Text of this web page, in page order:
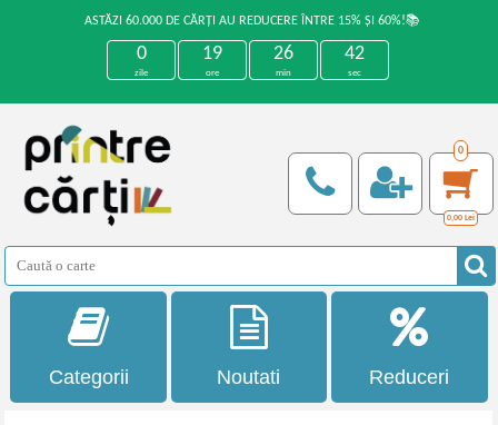
ASTĂZI 60.000 DE CĂRȚI AU REDUCERE ÎNTRE 15% ȘI 60%!📚
0
zile
19
ore
26
min
42
sec
0
0,00 Lei
Categorii Noutati Reduceri